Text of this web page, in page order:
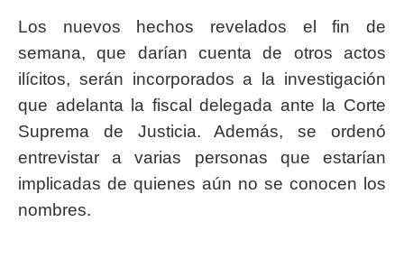
Los nuevos hechos revelados el fin de
semana, que darían cuenta de otros actos
ilícitos, serán incorporados a la investigación
que adelanta la fiscal delegada ante la Corte
Suprema de Justicia. Además, se ordenó
entrevistar a varias personas que estarían
implicadas de quienes aún no se conocen los
nombres.